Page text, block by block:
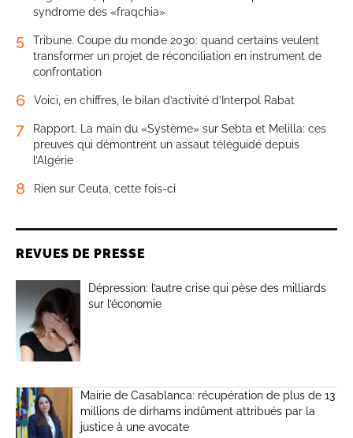
syndrome des «fraqchia»
5
Tribune. Coupe du monde 2030: quand certains veulent
transformer un projet de réconciliation en instrument de
confrontation
6 Voici, en chiffres, le bilan d’activité d’Interpol Rabat
7
Rapport. La main du «Système» sur Sebta et Melilla: ces
preuves qui démontrent un assaut téléguidé depuis
l’Algérie
8 Rien sur Ceuta, cette fois-ci
REVUES DE PRESSE
Dépression: l’autre crise qui pèse des milliards
sur l’économie
Mairie de Casablanca: récupération de plus de 13
millions de dirhams indûment attribués par la
justice à une avocate